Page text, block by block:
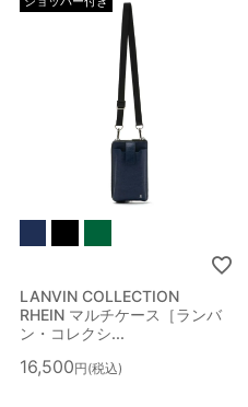
LANVIN COLLECTION
RHEIN マルチケース［ランバ
ン・コレクシ...
16,500 税込